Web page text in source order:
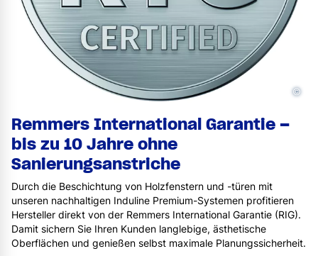
Remmers International Garantie –
bis zu 10 Jahre ohne
Sanierungsanstriche
Durch die Beschichtung von Holzfenstern und -türen mit
unseren nachhaltigen Induline Premium-Systemen profitieren
Hersteller direkt von der Remmers International Garantie (RIG).
Damit sichern Sie Ihren Kunden langlebige, ästhetische
Oberflächen und genießen selbst maximale Planungssicherheit.
©